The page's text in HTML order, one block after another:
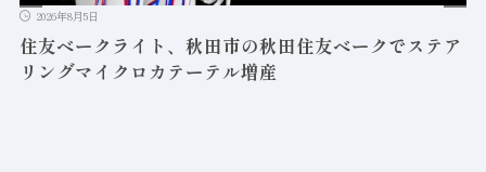
2026年8月5日
住友ベークライト、秋田市の秋田住友ベークでステア
リングマイクロカテーテル増産